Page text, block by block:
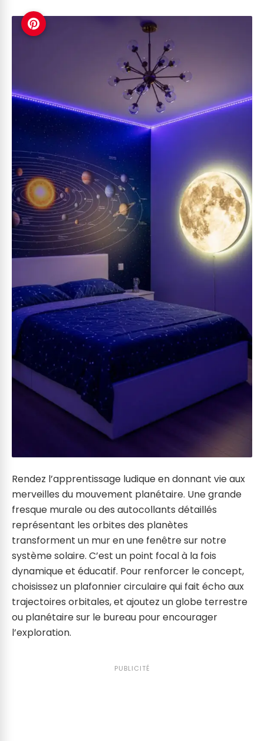
Rendez l’apprentissage ludique en donnant vie aux
merveilles du mouvement planétaire. Une grande
fresque murale ou des autocollants détaillés
représentant les orbites des planètes
transforment un mur en une fenêtre sur notre
système solaire. C’est un point focal à la fois
dynamique et éducatif. Pour renforcer le concept,
choisissez un plafonnier circulaire qui fait écho aux
trajectoires orbitales, et ajoutez un globe terrestre
ou planétaire sur le bureau pour encourager
l’exploration.
PUBLICITÉ